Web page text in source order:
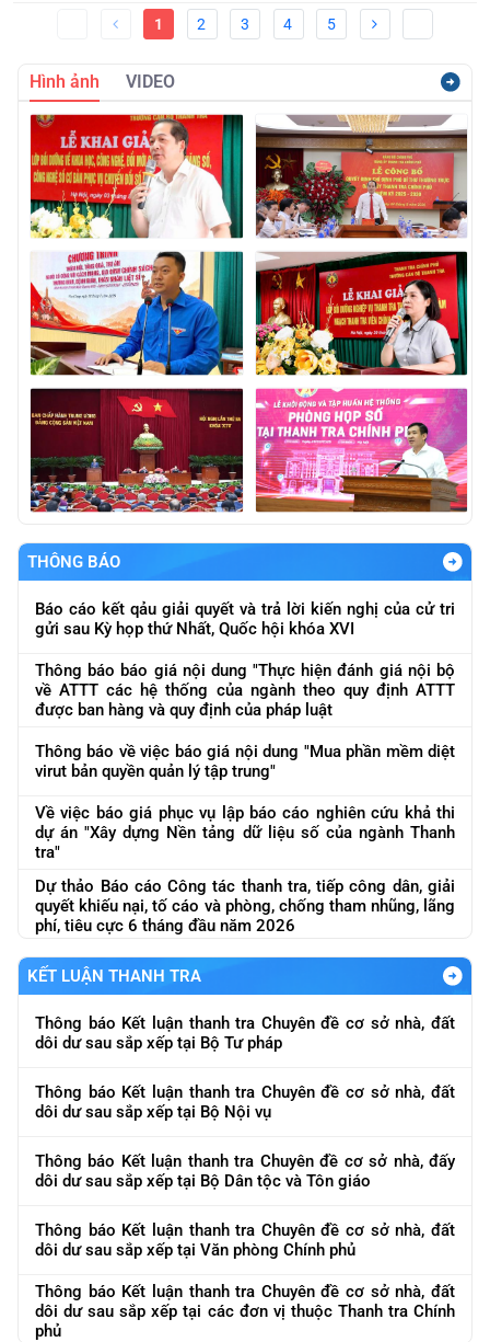
1 2 3 4 5
Hình ảnh VIDEO
THÔNG BÁO
Báo cáo kết qảu giải quyết và trả lời kiến nghị của cử tri
gửi sau Kỳ họp thứ Nhất, Quốc hội khóa XVI
Thông báo báo giá nội dung "Thực hiện đánh giá nội bộ
về ATTT các hệ thống của ngành theo quy định ATTT
được ban hàng và quy định của pháp luật
Thông báo về việc báo giá nội dung "Mua phần mềm diệt
virut bản quyền quản lý tập trung"
Về việc báo giá phục vụ lập báo cáo nghiên cứu khả thi
dự án "Xây dựng Nền tảng dữ liệu số của ngành Thanh
tra"
Dự thảo Báo cáo Công tác thanh tra, tiếp công dân, giải
quyết khiếu nại, tố cáo và phòng, chống tham nhũng, lãng
phí, tiêu cực 6 tháng đầu năm 2026
KẾT LUẬN THANH TRA
Thông báo Kết luận thanh tra Chuyên đề cơ sở nhà, đất
dôi dư sau sắp xếp tại Bộ Tư pháp
Thông báo Kết luận thanh tra Chuyên đề cơ sở nhà, đất
dôi dư sau sắp xếp tại Bộ Nội vụ
Thông báo Kết luận thanh tra Chuyên đề cơ sở nhà, đấy
dôi dư sau sắp xếp tại Bộ Dân tộc và Tôn giáo
Thông báo Kết luận thanh tra Chuyên đề cơ sở nhà, đất
dôi dư sau sắp xếp tại Văn phòng Chính phủ
Thông báo Kết luận thanh tra Chuyên đề cơ sở nhà, đất
dôi dư sau sắp xếp tại các đơn vị thuộc Thanh tra Chính
phủ